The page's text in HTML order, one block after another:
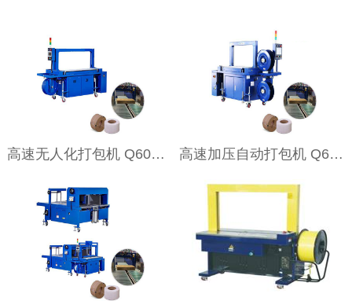
高速无人化打包机 Q6000A 高速加压自动打包机 Q6000AD